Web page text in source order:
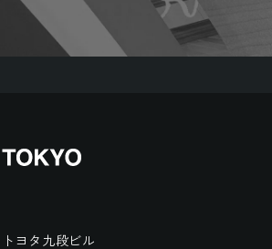
トヨタ九段ビル